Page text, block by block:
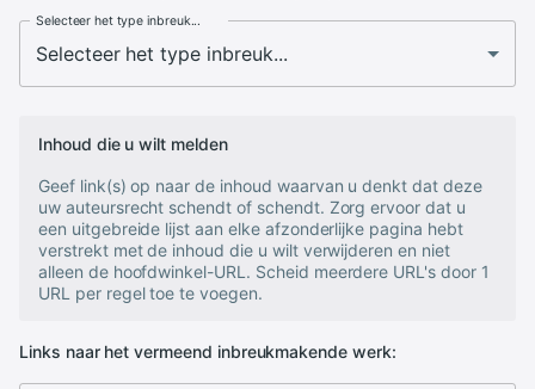
Selecteer het type inbreuk...
Inhoud die u wilt melden
Geef link(s) op naar de inhoud waarvan u denkt dat deze
uw auteursrecht schendt of schendt. Zorg ervoor dat u
een uitgebreide lijst aan elke afzonderlijke pagina hebt
verstrekt met de inhoud die u wilt verwijderen en niet
alleen de hoofdwinkel-URL. Scheid meerdere URL's door 1
URL per regel toe te voegen.
Links naar het vermeend inbreukmakende werk: